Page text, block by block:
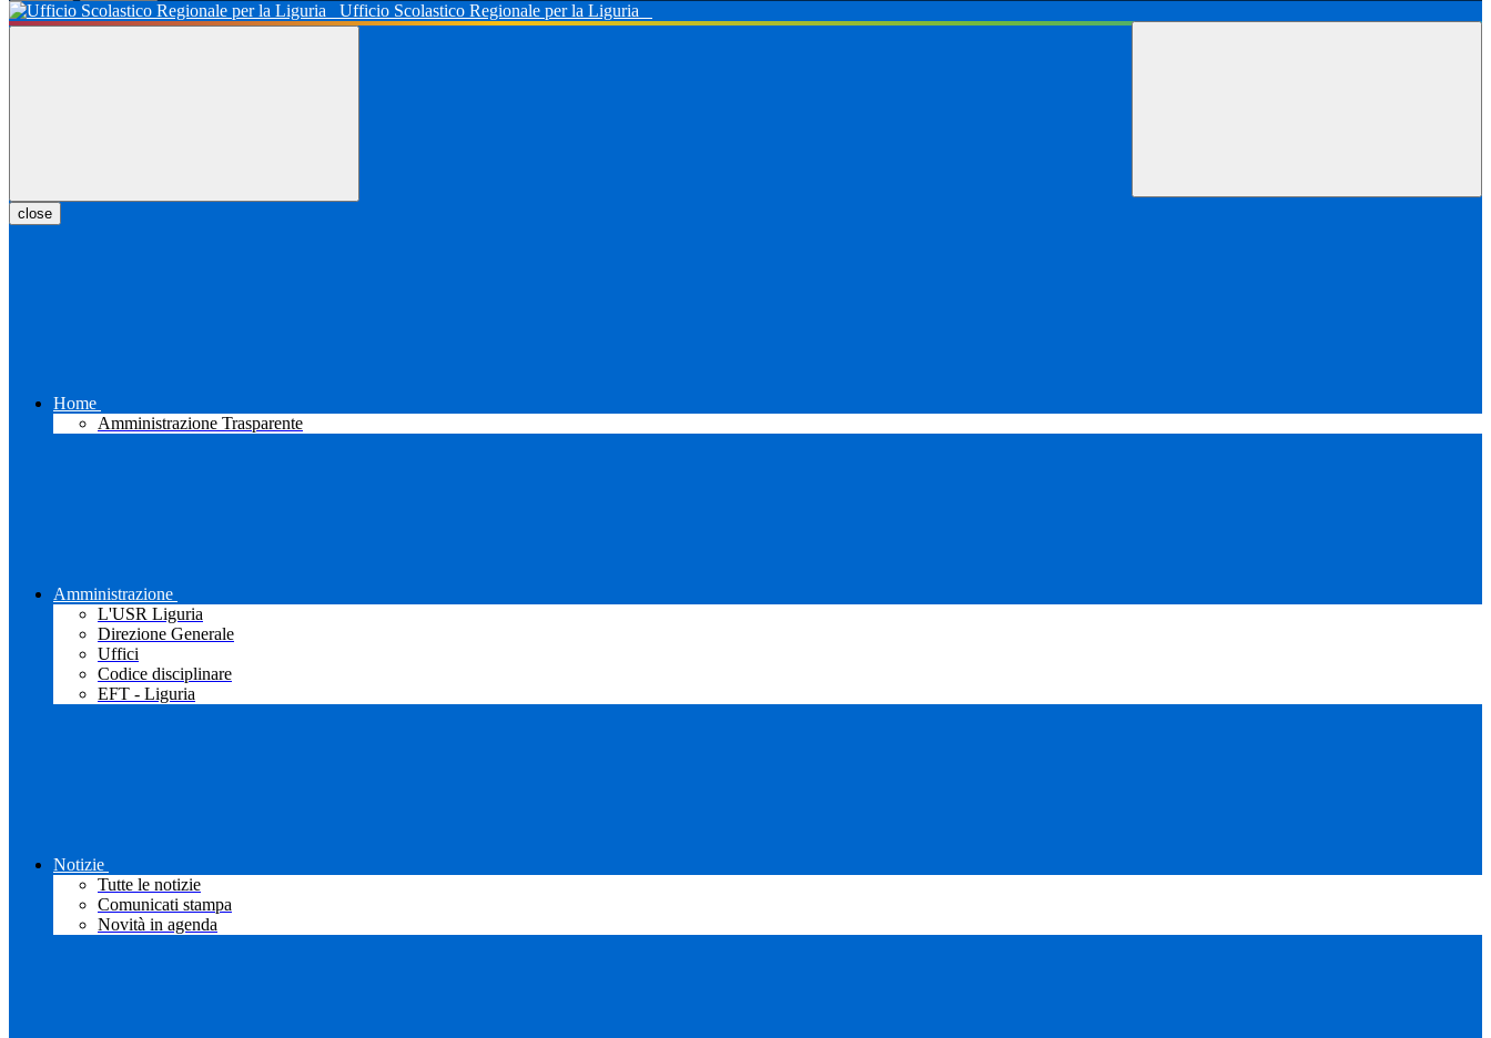
Ufficio Scolastico Regionale per la Liguria
close
Home
Amministrazione Trasparente
Amministrazione
L'USR Liguria
Direzione Generale
Uffici
Codice disciplinare
EFT - Liguria
Notizie
Tutte le notizie
Comunicati stampa
Novità in agenda